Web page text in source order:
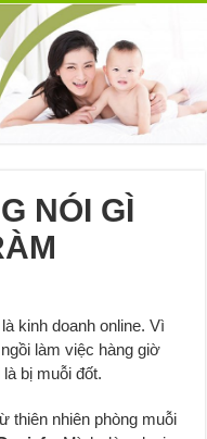
NÓI GÌ
kinh doanh online. Vì
làm việc hàng giờ
bị muỗi đốt.
thiên nhiên phòng muỗi